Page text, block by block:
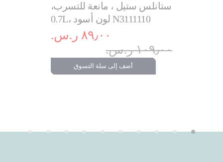
ستانلس ستيل ، مانعة للتسرب،
0.7L، لون أسود N3111110
٨٩٫٠٠ ر.س.‏
١٠٩٫٠٠ ر.س.‏
أضف إلى سلة التسوق